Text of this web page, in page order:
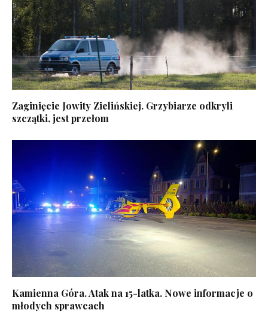
Zaginięcie Jowity Zielińskiej. Grzybiarze odkryli
szczątki, jest przełom
Kamienna Góra. Atak na 15-latka. Nowe informacje o
młodych sprawcach